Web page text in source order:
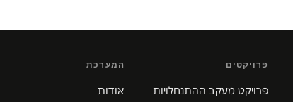
פרויקטים
פרויקט מעקב ההתנחלויות
המערכת
אודות